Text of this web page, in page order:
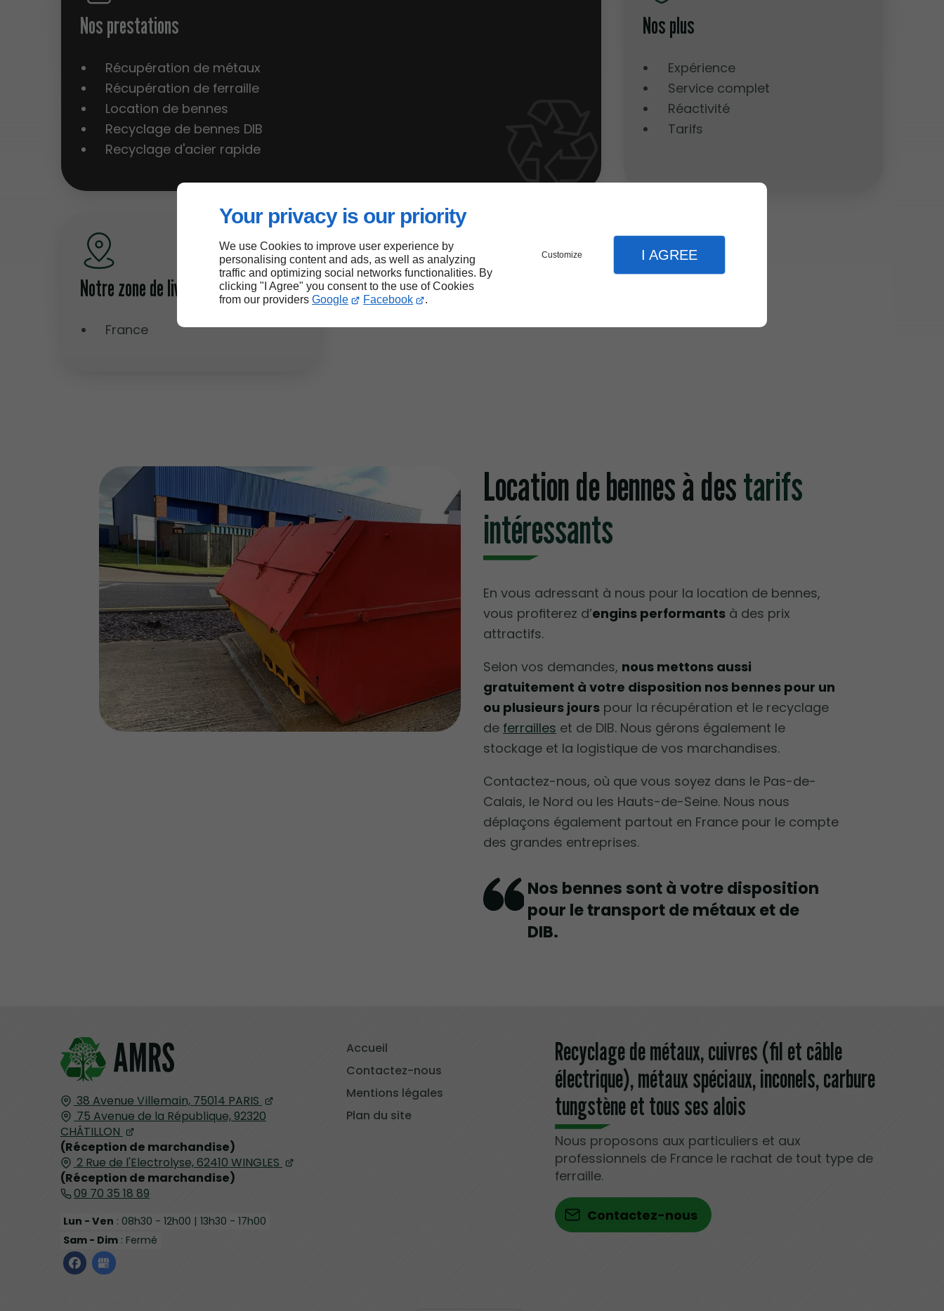
Your privacy is our priority
We use Cookies to improve user experience by
personalising content and ads, as well as analyzing
traffic and optimizing social networks functionalities. By
clicking "I Agree" you consent to the use of Cookies
from our providers Google Facebook .
Customize I AGREE
Nos prestations
Récupération de métaux
Récupération de ferraille
Location de bennes
Recyclage de bennes DIB
Recyclage d'acier rapide
Nos plus
Expérience
Service complet
Réactivité
Tarifs
Notre zone de livraison
France
Location de bennes à destarifs
intéressants
En vous adressant à nous pour la location de bennes,
vous profiterez d’engins performants à des prix
attractifs.
Selon vos demandes, nous mettons aussi
gratuitement à votre disposition nos bennes pour un
ou plusieurs jours pour la récupération et le recyclage
de ferrailles et de DIB. Nous gérons également le
stockage et la logistique de vos marchandises.
Contactez-nous, où que vous soyez dans le Pas-de-
Calais, le Nord ou les Hauts-de-Seine. Nous nous
déplaçons également partout en France pour le compte
des grandes entreprises.
Nos bennes sont à votre disposition
pour le transport de métaux et de
DIB.
38 Avenue Villemain, 75014 PARIS
75 Avenue de la République,92320
CHÂTILLON
(Réception de marchandise)
2 Rue de l'Electrolyse,62410 WINGLES
(Réception de marchandise)
09 70 35 18 89
Lun - Ven : 08h30 - 12h00 | 13h30 - 17h00
Sam - Dim : Fermé
Accueil
Contactez-nous
Mentions légales
Plan du site
Recyclage de métaux, cuivres (fil et câble
électrique), métaux spéciaux, inconels, carbure
tungstène et tous ses alois
Nous proposons aux particuliers et aux
professionnels de France le rachat de tout type de
ferraille.
Contactez-nous